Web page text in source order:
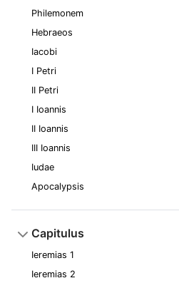
Philemonem
Hebraeos
Iacobi
I Petri
II Petri
I Ioannis
II Ioannis
III Ioannis
Iudae
Apocalypsis
Capitulus
Ieremias 1
Ieremias 2